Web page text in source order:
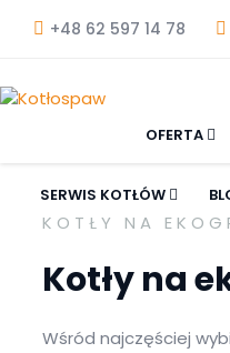
+48 62 597 14 78
OFERTA
SERWIS KOTŁÓW
KOTŁY NA
Kotły na
Wśród najczęściej